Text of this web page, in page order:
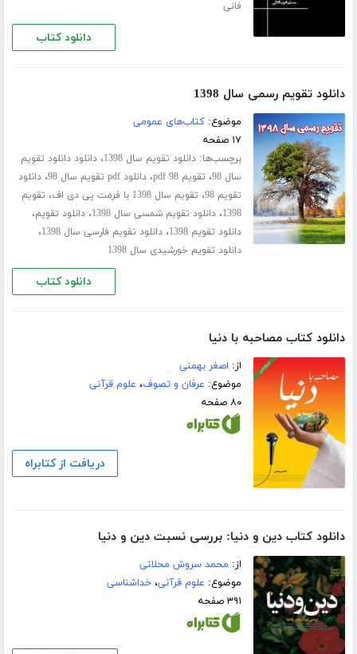
فانی
دانلود کتاب
دانلود تقویم رسمی سال 1398
موضوع:کتاب‌های عمومی
۱۷ صفحه
برچسب‌ها:دانلود تقویم سال 1398 ،دانلود دانلود تقویم
سال 98
، تقویم 98 pdf ،دانلود pdf تقویم سال 98 ،دانلود
تقویم 98
، تقویم سال 1398 با فرمت پی دی اف ، تقویم
1398،دانلود تقویم شمسی سال 1398 ،دانلود تقویم،
دانلود تقویم 1398 ،دانلود تقویم فارسی سال 1398 ،
دانلود تقویم خورشیدی سال 1398
دانلود کتاب
دانلود کتاب مصاحبه با دنیا
از: اصغر بهمنی
موضوع: عرفان و تصوف، علوم قرآنی
۸۰ صفحه
دریافت از کتابراه
دانلود کتاب دین و دنیا: بررسی نسبت دین و دنیا
از: محمد سروش محلاتی
موضوع: علوم قرآنی،خداشناسی
۳۹۱ صفحه